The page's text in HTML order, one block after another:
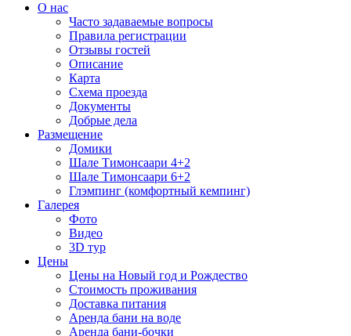
О нас
Часто задаваемые вопросы
Правила регистрации
Отзывы гостей
Описание
Карта
Схема проезда
Документы
Добрые дела
Размещение
Домики
Шале Тимонсаари 4+2
Шале Тимонсаари 6+2
Глэмпинг (комфортный кемпинг)
Галерея
Фото
Видео
3D тур
Цены
Цены на Новый год и Рождество
Стоимость проживания
Доставка питания
Аренда бани на воде
Аренда бани-бочки